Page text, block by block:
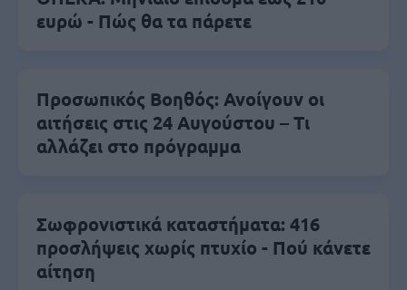
ευρώ - Πώς θα τα πάρετε
Προσωπικός Βοηθός: Ανοίγουν οι
αιτήσεις στις 24 Αυγούστου – Τι
αλλάζει στο πρόγραμμα
Σωφρονιστικά καταστήματα: 416
προσλήψεις χωρίς πτυχίο - Πού κάνετε
αίτηση